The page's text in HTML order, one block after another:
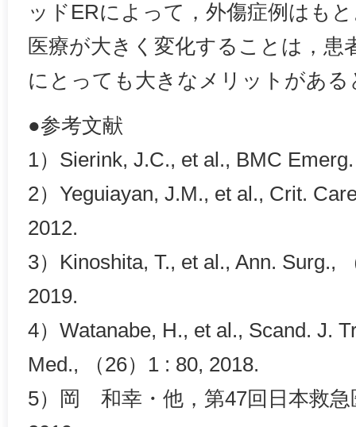
ッドERによって，外傷症例はも
医療が大きく変化することは，
にとっても大きなメリットがある
●参考文献
1）Sierink, J.C., et al., BMC
2）Yeguiayan, J.M., et al., Crit.
2012.
3）Kinoshita, T., et al., Ann. Surg.,
2019.
4）Watanabe, H., et al., Scand. J.
Med., （26）1 : 80, 2018.
5）岡 和幸・他，第47回日本救急